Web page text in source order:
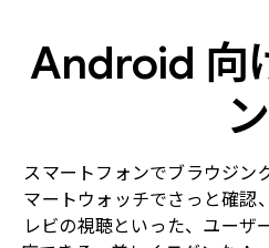
Android 向
ン
スマートフォンでブラウジン
マートウォッチでさっと確認
レビの視聴といった、ユーザ